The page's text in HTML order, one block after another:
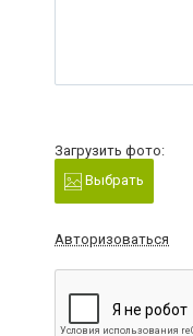
Загрузить фото:
Выбрать
Авторизоваться